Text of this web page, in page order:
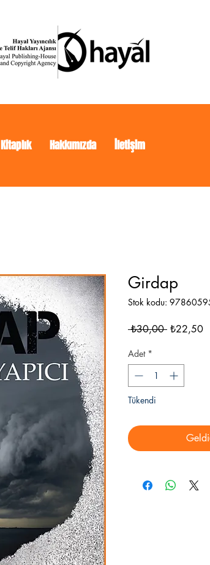
Kitaplık Hakkımızda İletişim
Girdap
Stok kodu:
₺30,00 Normal
₺22,50
Adet *
Tükendi